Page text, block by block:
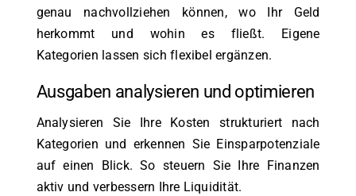
genau nachvollziehen können, wo Ihr Geld
herkommt und wohin es fließt. Eigene
Kategorien lassen sich flexibel ergänzen.
Ausgaben analysieren und optimieren
Analysieren Sie Ihre Kosten strukturiert nach
Kategorien und erkennen Sie Einsparpotenziale
auf einen Blick. So steuern Sie Ihre Finanzen
aktiv und verbessern Ihre Liquidität.